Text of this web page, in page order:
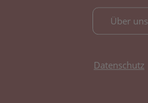
Über
Datenschutz